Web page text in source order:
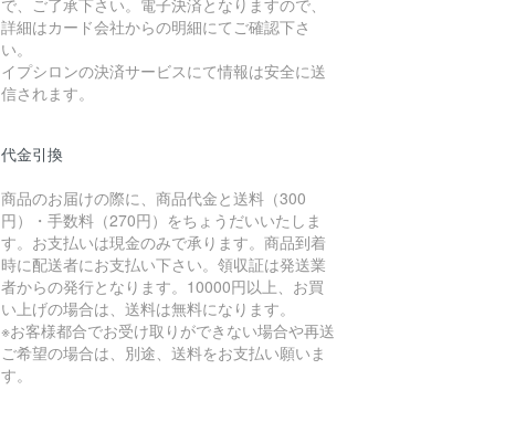
詳細はカード会社からの明細にてご確認下さ
い。
イプシロンの決済サービスにて情報は安全に送
信されます。
代金引換
商品のお届けの際に、商品代金と送料（300
円）・手数料（270円）をちょうだいいたしま
す。お支払いは現金のみで承ります。商品到着
時に配送者にお支払い下さい。領収証は発送業
者からの発行となります。10000円以上、お買
い上げの場合は、送料は無料になります。
※お客様都合でお受け取りができない場合や再送
ご希望の場合は、別途、送料をお支払い願いま
す。